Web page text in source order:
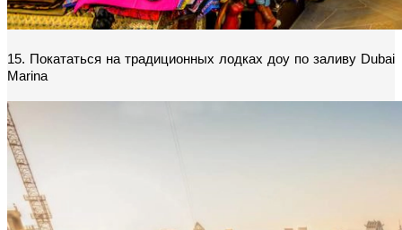
15. Покататься на традиционных лодках доу по заливу Dubai
Marina